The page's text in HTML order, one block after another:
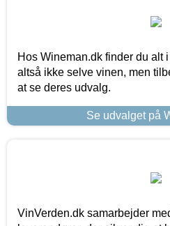
Hos Wineman.dk finder du
altså ikke selve vinen, men
at se deres udvalg.
Se udvalget på
VinVerden.dk samarbejder